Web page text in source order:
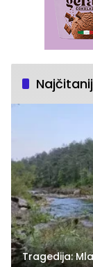
Tragedija: